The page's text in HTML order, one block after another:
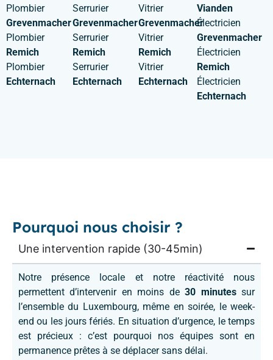
Plombier
Grevenmacher
Plombier
Remich
Plombier
Echternach
Serrurier
Grevenmacher
Serrurier
Remich
Serrurier
Echternach
Vitrier
Grevenmacher
Vitrier
Remich
Vitrier
Echternach
Vianden
Électricien
Grevenmacher
Électricien
Remich
Électricien
Echternach
Pourquoi nous choisir ?
Une intervention rapide (30-45min)
Notre présence locale et notre réactivité nous
permettent d’intervenir en moins de30 minutessur
l’ensemble du Luxembourg, même en soirée, le week-
end ou les jours fériés. En situation d’urgence, le temps
est précieux : c’est pourquoi nos équipes sont en
permanence prêtes à se déplacer sans délai.